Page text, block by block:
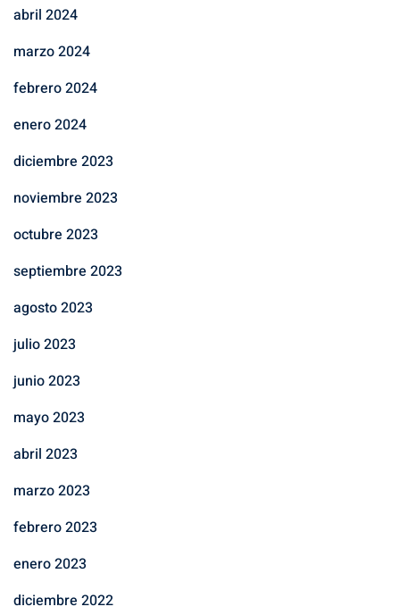
abril 2024
marzo 2024
febrero 2024
enero 2024
diciembre 2023
noviembre 2023
octubre 2023
septiembre 2023
agosto 2023
julio 2023
junio 2023
mayo 2023
abril 2023
marzo 2023
febrero 2023
enero 2023
diciembre 2022